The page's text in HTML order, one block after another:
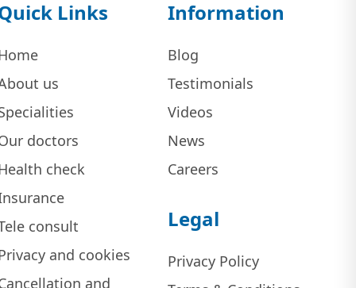
Links
us
doctors
check
consult
and cookies
and
Information
Blog
Testimonials
Videos
News
Careers
Legal
Privacy Policy